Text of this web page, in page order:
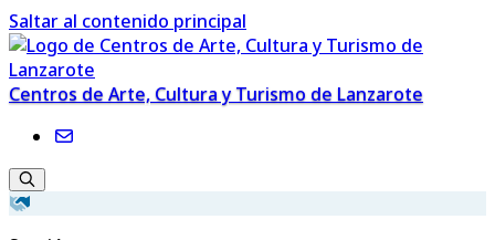
Saltar al contenido principal
Centros de Arte, Cultura y Turismo de Lanzarote